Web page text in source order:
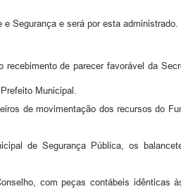
Segurança e será por esta administrado.
de parecer favorável da
Municipal.
de movimentação dos recursos do
de Segurança Pública, os
com peças contábeis idênticas